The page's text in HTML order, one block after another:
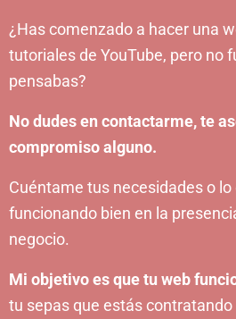
¿Has comenzado a hacer una
tutoriales de YouTube, pero no
pensabas?
No dudes en contactarme, te
compromiso alguno.
Cuéntame tus necesidades o lo
funcionando bien en la
negocio.
Mi objetivo es que tu web
tu sepas que estás